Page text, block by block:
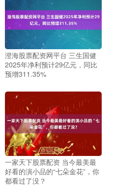
澄海股票配资网平台 三生国健
2025年净利预计29亿元，同比
预增311.35%
一家天下股票配资 当今最美最
好看的演小品的“七朵金花”，你
都看过了没？